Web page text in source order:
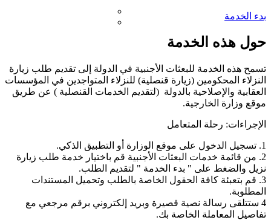
بدء الخدمة
حول هذه الخدمة
تسمح هذه الخدمة للبعثات الأجنبية في الدولة إلى تقديم طلب زيارة
النزلاء المحكومين (زيارة قنصلية) للنزلاء المتواجدين في المؤسسات
العقابية والإصلاحية بالدولة (لتقديم الخدمات القنصلية ) عن طريق
موقع وزارة الخارجية.
الإجراءات: رحلة المتعامل
1. تسجيل الدخول على موقع الوزارة أو التطبيق الذكي.
2. من قائمة خدمات البعثات الأجنبية قم باختيار خدمة طلب زيارة
نزيل والضغط على " بدء الخدمة " لتقديم الطلب.
3. قم بتعبئة كافة الحقول الخاصة بالطلب وتحميل المستندات
المطلوبة.
4 ستتلقى رسالة نصية قصيرة وبريد إلكتروني برقم مرجعي مع
تفاصيل المعاملة الخاصة بك.